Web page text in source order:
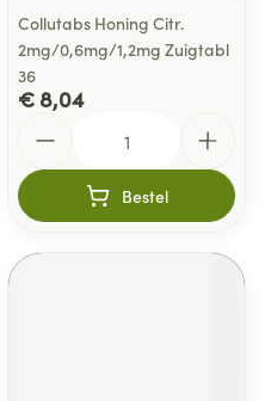
Collutabs Honing Citr.
2mg/0,6mg/1,2mg Zuigtabl
36
€ 8,04
Bestel